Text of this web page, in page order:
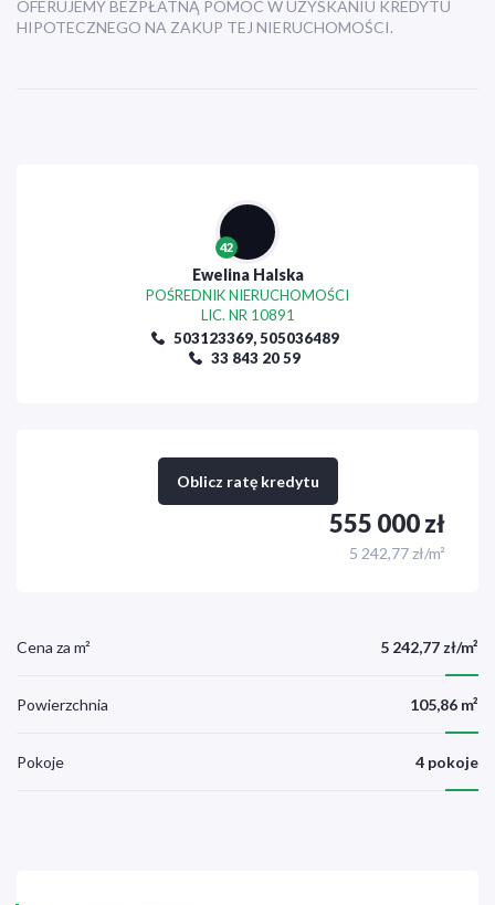
OFERUJEMY BEZPŁATNĄ POMOC W UZYSKANIU KREDYTU
HIPOTECZNEGO NA ZAKUP TEJ NIERUCHOMOŚCI.
42
Ewelina Halska
POŚREDNIK NIERUCHOMOŚCI
LIC. NR 10891
503123369,505036489
33 843 20 59
Oblicz ratę kredytu
555 000 zł
5 242,77 zł/m²
Cena za m² 5 242,77 zł/m²
Powierzchnia 105,86 m²
Pokoje 4 pokoje